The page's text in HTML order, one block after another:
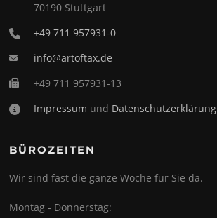
70190 Stuttgart
+49 711 957931-0
info@artoftax.de
+49 711 957931-13
Impressum und Datenschutzerklärung
BÜROZEITEN
Wir sind fast die ganze Woche für Sie da.
Montag - Donnerstag: